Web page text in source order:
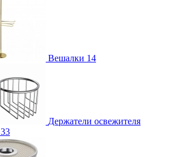
Вешалки 14
Держатели освежителя
33